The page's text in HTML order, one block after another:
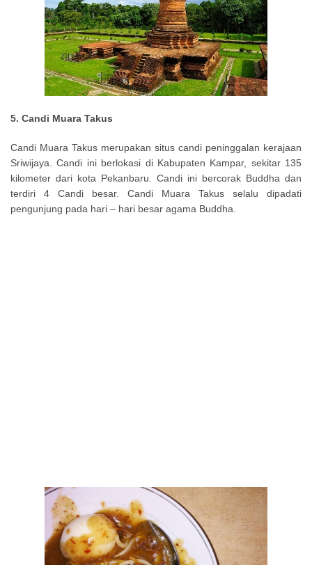
5. Candi Muara Takus
Candi Muara Takus merupakan situs candi peninggalan kerajaan
Sriwijaya. Candi ini berlokasi di Kabupaten Kampar, sekitar 135
kilometer dari kota Pekanbaru. Candi ini bercorak Buddha dan
terdiri 4 Candi besar. Candi Muara Takus selalu dipadati
pengunjung pada hari – hari besar agama Buddha.